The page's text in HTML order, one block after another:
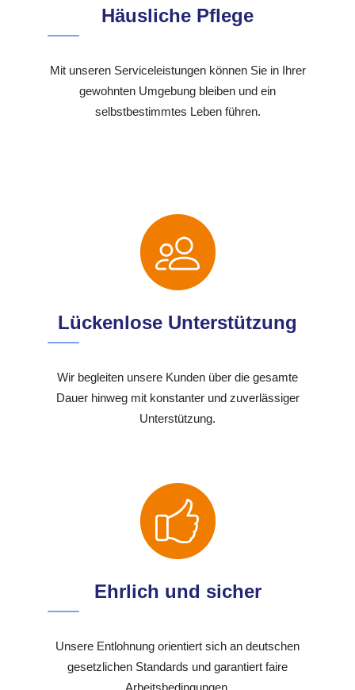
Häusliche Pflege
Mit unseren Serviceleistungen können Sie in Ihrer
gewohnten Umgebung bleiben und ein
selbstbestimmtes Leben führen.
Lückenlose Unterstützung
Wir begleiten unsere Kunden über die gesamte
Dauer hinweg mit konstanter und zuverlässiger
Unterstützung.
Ehrlich und sicher
Unsere Entlohnung orientiert sich an deutschen
gesetzlichen Standards und garantiert faire
Arbeitsbedingungen.